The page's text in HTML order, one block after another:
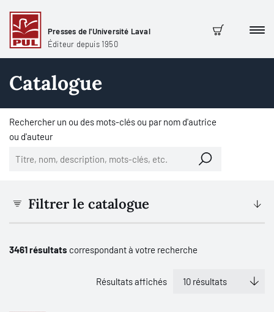
Presses de l'Université Laval
Éditeur depuis 1950
Panier
Catalogue
Rechercher un ou des mots-clés ou par nom d'autrice
ou d'auteur
Filtrer le catalogue
3461 résultats correspondant à votre recherche
Résultats affichés